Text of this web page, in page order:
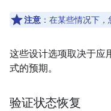
注意 ：在某些情况下
这些设计选项取决于应
式的预期。
验证状态恢复